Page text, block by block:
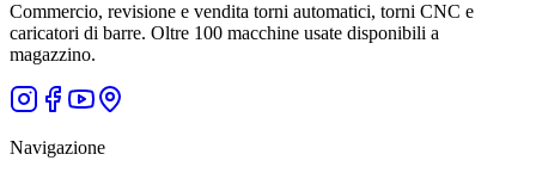
Commercio, revisione e vendita torni automatici, torni CNC e
caricatori di barre. Oltre 100 macchine usate disponibili a
magazzino.
Navigazione